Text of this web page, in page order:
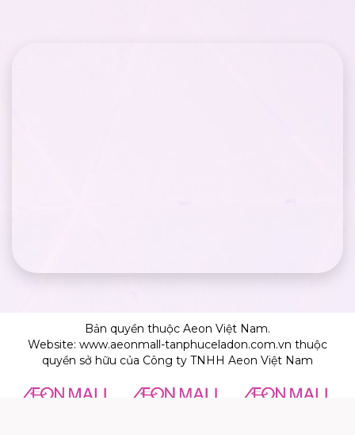
Bản quyền thuộc Aeon Việt Nam.
Website: www.aeonmall-tanphuceladon.com.vn thuộc
quyền sở hữu của Công ty TNHH Aeon Việt Nam